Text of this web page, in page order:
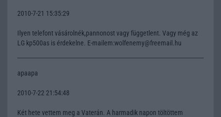
2010-7-21 15:35:29
Ilyen telefont vásárolnék,pannonost vagy függetlent. Vagy még az
LG kp500as is érdekelne. E-mailem:wolfenemy@freemail.hu
apaapa
2010-7-22 21:54:48
Két hete vettem meg a Vaterán. A harmadik napon töltöttem